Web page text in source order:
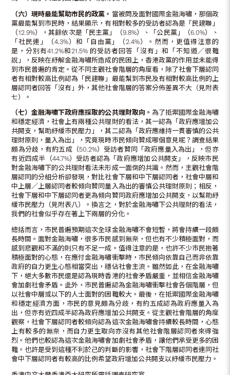
（六）現時最能幫助市民的政黨。 當被問及面對國際金融海嘯，那個政
黨最能幫到市民時，結果顯示，有相對較多的受訪者認為是「民建聯」
（12.9%），其餘依次是「民主黨」（9.8%）、「公民黨」（6.0%）、
「社民連」（4.3%）和「自由黨」（2.4%）。然而，更值得注意的
是，分別有41.2%和21.5% 的受訪者回答「沒有」和「不知道／很難
說」，反映在紓解金融海嘯所造成的民困上，香港政黨的作用並未能得
到市民普遍的肯定。從不同主觀社會階層的角度看，除了社會下層認同
者有相對較高比例認為「民建聯」最能幫到市民及有相對較高比例的上
層認同者回答「沒有」外，其他社會階層的答案分佈差異不大（見附表
七）。
（七）金融海嘯下政府應採取的公共理財取向。 為了抵禦國際金融海嘯
和穩定經濟，社會上有兩種公共理財的看法，其一認為「政府應增加公
共開支，幫助紓緩市民壓力」，其二認為「政府應維持一貫審慎的公共
理財原則，量入為出」，究竟現時市民傾向贊成哪個意見呢？調查結果
頗為分歧，有約五成（50.2%）受訪者贊同「政府應量入為出」，但亦
有近四成半（44.7%）受訪者認為「政府應增加公共開支」，反映市民
對金融海嘯下的公共理財看法未形成一面倒的共識。然而，主觀社會階
層認同的分組分析卻發現，對比社會下層和中下層認同者，社會中層和
中上層／上層認同者較傾向贊同量入為出的審慎公共理財原則；相反，
社會下層和中下層認同者更為傾向贊同政府應增加公共開支，以幫助紓
緩市民壓力（見附表八）。換言之，對於金融海嘯下公共理財的看法，
我們的社會似乎存在著上下兩層的分化。
總括而言，市民普遍預期這次全球金融海嘯不會短暫，將會持續一段頗
長時間。面對金融海嘯，很多市民感到無奈，但也有不少積極面對，而
感到悲觀和不滿的則只有不足一成。值得注意的是，也許不少市民抱著
積極面對的心態，在應付金融海嘯衝擊時，市民傾向依靠自己而非依靠
政府的自力更生心態相當突出，穩佔社會主流。雖然如此，在金融海嘯
下，絕大多數市民還是認為現時香港的社會矛盾嚴重，並相信金融海嘯
會加劇社會矛盾。此外，市民普遍認為金融海嘯衝擊社會各個階層，但
以社會中層或以下的人士面對的困難較大。最後，在抵禦國際金融海嘯
和穩定經濟方面，市民的意見頗為分歧，有約五成認為政府應量入為
出，但亦有近四成半認為政府應增加公共開支。從主觀社會階層的角度
觀察，社會下層認同者較傾向認為這次金融海嘯會持續較長時間，心態
上有較多的無奈，而自力更生取向亦沒有其他社會階層認同者來得強
烈。他們也較認為這次金融海嘯會加劇社會矛盾，讓他們承受更多的困
難。也許是受到這種不利於己的判斷的影響，社會下階層認同者連同社
會中下層認同者有較高的比例希望政府增加公共開支以紓緩市民壓力。